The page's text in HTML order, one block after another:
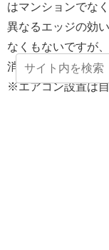
はマンションでな
異なるエッジの効
なくもないですが
消費税）。
※エアコン設置は